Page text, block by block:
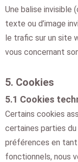
Une balise invisible
texte ou d’image
le trafic sur un site
vous concernant
5. Cookies
5.1 Cookies
Certains cookies
certaines parties
préférences en tant
fonctionnels, nous